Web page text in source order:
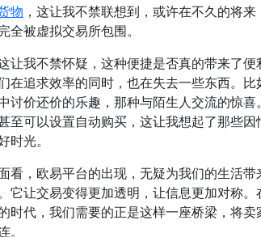
物 ，这让我不禁联想到，或许在不久的将来
全被虚拟交易所包围。
让我不禁怀疑，这种便捷是否真的带来了便
在追求效率的同时，也在失去一些东西。比
讨价还价的乐趣，那种与陌生人交流的惊喜
至可以设置自动购买，这让我想起了那些因
时光。
看，欧易平台的出现，无疑为我们的生活带
它让交易变得更加透明，让信息更加对称。
时代，我们需要的正是这样一座桥梁，将卖
。